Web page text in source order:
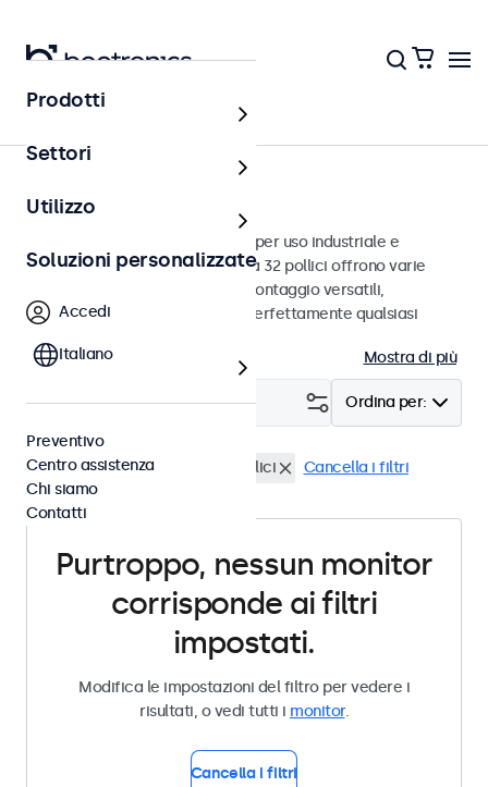
Home
Monitor da 32 pollici
Monitor da 32 pollici progettati per uso industriale e
commerciale. Questi monitor da 32 pollici offrono varie
connessioni video e opzioni di montaggio versatili,
consentendo loro di integrarsi perfettamente qualsiasi
Mostra di più
Ordina per:
Filtro (0)
Alta luminosità Monitor 32 pollici Cancella i filtri
Purtroppo, nessun monitor
corrisponde ai filtri
impostati.
Modifica le impostazioni del filtro per vedere i
risultati, o vedi tutti i monitor.
Cancella i filtri
Prodotti
Settori
Utilizzo
Soluzioni personalizzate
Accedi
Italiano
Preventivo
Centro assistenza
Chi siamo
Contatti